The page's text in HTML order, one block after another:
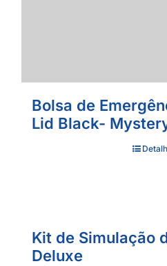
Bolsa de
Lid Black-
Kit de Simulação
Deluxe